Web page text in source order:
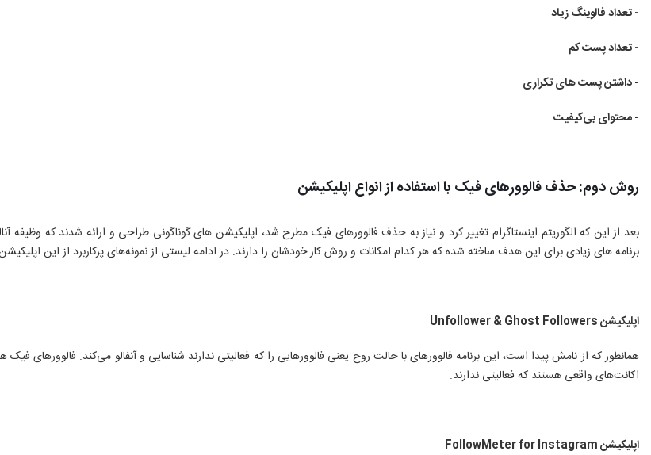
- تعداد فالوینگ زیاد
- تعداد پست کم
- داشتن پست های تکراری
- محتوای بی‌کیفیت
روش دوم: حذف فالوورهای فیک با استفاده از انواع اپلیکیشن
بعد از این که الگوریتم اینستاگرام تغییر کرد و نیاز به حذف فالوورهای فیک مطرح شد، اپلیکیشن های گوناگونی طراحی و ارائه شدند که وظیفه
برنامه های زیادی برای این هدف ساخته شده که هر کدام امکانات و روش کار خودشان را دارند. در ادامه لیستی از نمونه‌های پرکاربرد از این
اپلیکیشنUnfollower & Ghost Followers
همانطور که از نامش پیدا است، این برنامه فالوورهای با حالت روح یعنی فالوورهایی را که فعالیتی ندارند شناسایی و آنفالو می‌کند. فالوورهای
اکانت‌های واقعی هستند که فعالیتی ندارند.
اپلیکیشنFollowMeter for Instagram